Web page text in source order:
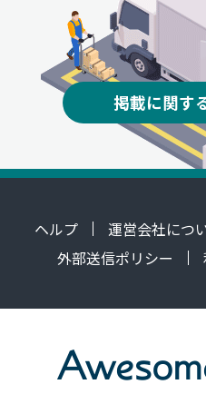
掲載に関す
ヘルプ 運営会社につ
外部送信ポリシー